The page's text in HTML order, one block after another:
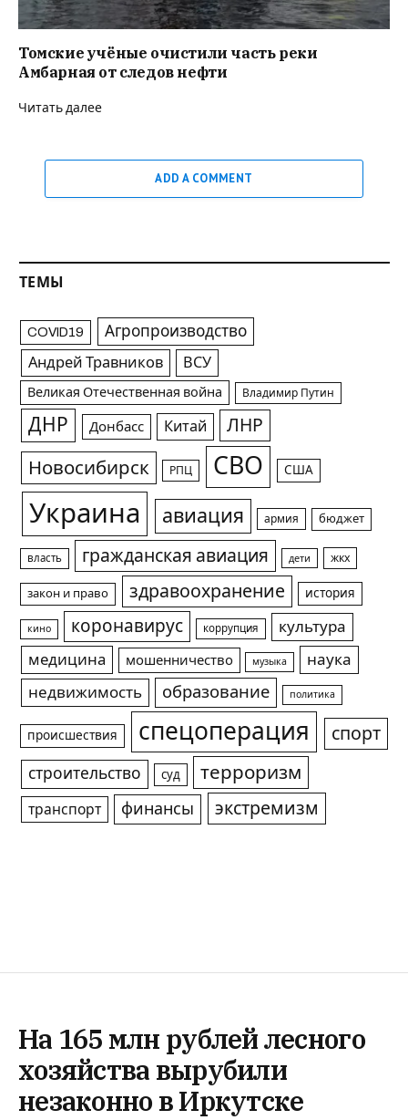
Томские учёные очистили часть реки
Амбарная от следов нефти
Читать далее
ADD A COMMENT
ТЕМЫ
COVID19 Агропроизводство
Андрей Травников ВСУ
Великая Отечественная война Владимир Путин
ДНР Донбасс Китай ЛНР
Новосибирск РПЦ СВО США
Украина авиация армия бюджет
власть гражданская авиация дети жкх
закон и право здравоохранение история
кино коронавирус коррупция
культура
медицина
мошенничество музыка
наука
недвижимость
образование политика
происшествия спецоперация спорт
строительство суд терроризм
транспорт финансы экстремизм
На 165 млн рублей лесного
хозяйства вырубили
незаконно в Иркутске